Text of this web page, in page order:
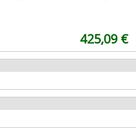
425,09 €